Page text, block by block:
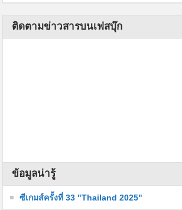
ติดตามข่าวสารบนเฟสบุ๊ก
ข้อมูลน่ารู้
ซีเกมส์ครั้งที่ 33 "Thailand 2025"